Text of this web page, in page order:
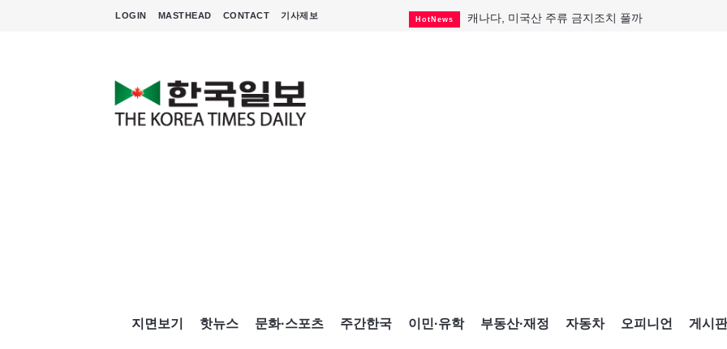
LOGIN MASTHEAD CONTACT 기사제보 HotNews 캐나다, 미국산 주류 금지조치 풀까
지면보기 핫뉴스 문화·스포츠 주간한국 이민·유학 부동산·재정 자동차 오피니언 게시판